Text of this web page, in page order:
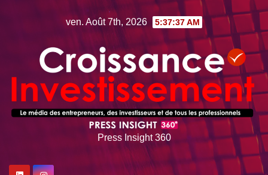
ven. Août 7th, 2026 5:37:39 AM
Press Insight 360